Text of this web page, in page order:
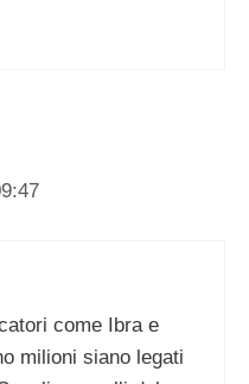
come Ibra e
milioni siano legati